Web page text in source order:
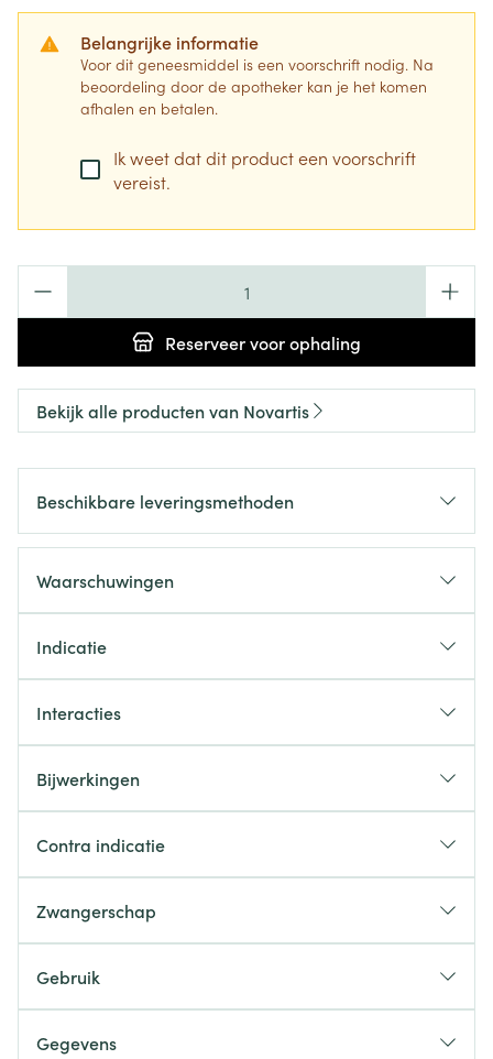
Belangrijke informatie
Voor dit geneesmiddel is een voorschrift nodig. Na
beoordeling door de apotheker kan je het komen
afhalen en betalen.
Ik weet dat dit product een voorschrift
vereist.
Reserveervoor ophaling
Bekijk alle producten van Novartis
Beschikbare leveringsmethoden
Waarschuwingen
Indicatie
Interacties
Bijwerkingen
Contra indicatie
Zwangerschap
Gebruik
Gegevens